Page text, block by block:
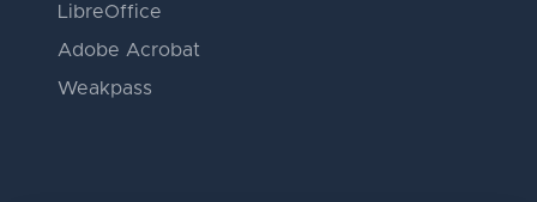
LibreOffice
Adobe Acrobat
Weakpass